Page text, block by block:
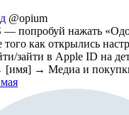
@opium
— попробуй нажать
того как открылись
зайти в Apple ID на
[имя] → Медиа и